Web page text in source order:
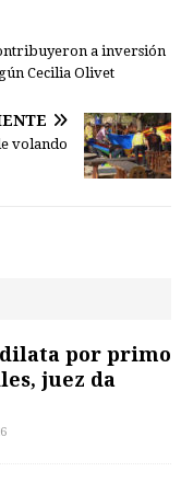
a inversión
Cecilia Olivet
volando
dilata por primo
juez da